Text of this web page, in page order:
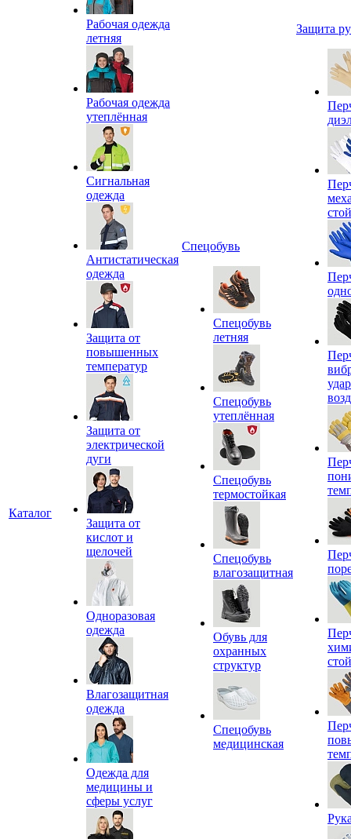
Каталог
Рабочая одежда
летняя
Рабочая одежда
утеплённая
Сигнальная
одежда
Антистатическая
одежда
Защита от
повышенных
температур
Защита от
электрической
дуги
Защита от
кислот и
щелочей
Одноразовая
одежда
Влагозащитная
одежда
Одежда для
медицины и
сферы услуг
Спецобувь
Спецобувь
летняя
Спецобувь
утеплённая
Спецобувь
термостойкая
Спецобувь
влагозащитная
Обувь для
охранных
структур
Спецобувь
медицинская
Защита